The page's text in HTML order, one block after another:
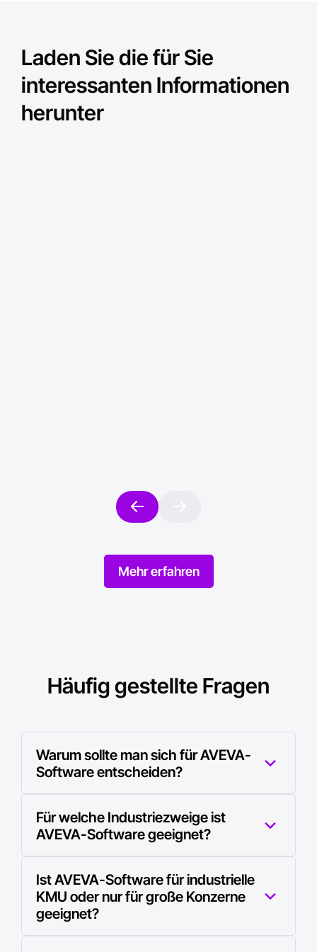
Laden Sie die für Sie
interessanten Informationen
herunter
Mehr erfahren
Häufig gestellte Fragen
Warum sollte man sich für AVEVA-
Software entscheiden?
Softwarelösungen von AVEVA integrieren
eine wesentliche industrielle
Softwareplattform für eine vollständig
vernetzte Wirtschaft. Im Zentrum Ihrer
operativen Leistungsfähigkeit strukturiert
AVEVA sein Angebot rund um drei
grundlegende Säulen: Engineering und
Für welche Industriezweige ist
AVEVA-Software geeignet?
verschiedene Industriezweige spezialisiert,
darunter unter anderem Energie, Öl und
Gas, Chemie, die Lebensmittel- und
Ist AVEVA-Software für industrielle
KMU oder nur für große Konzerne
geeignet?